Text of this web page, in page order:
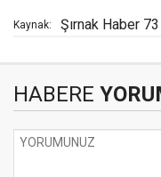
Kaynak: Şırnak Haber 73
HABERE